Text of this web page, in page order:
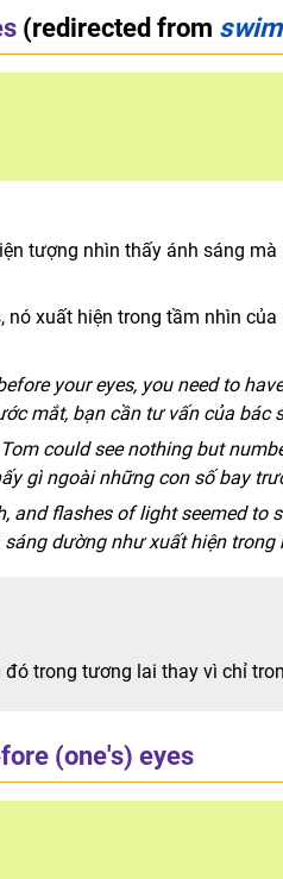
(redirected from
tượng nhìn thấy ánh sáng
nó xuất hiện trong tầm nhìn
your eyes, you need to
mắt, bạn cần tư vấn của bác
could see nothing but
gì ngoài những con số bay
and flashes of light seemed to
dường như xuất hiện trong
trong tương lai thay vì chỉ
(one's) eyes